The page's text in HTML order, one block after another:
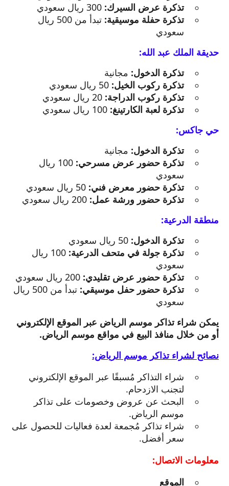
نافذة
جديدة.
تذكرة عرض السيرك:
تذكرة حفلة موسيقية:
تبدأ من 500 ريال
سعودي
حديقة الملك عبد الله:
تذكرة الدخول: مجانية
تذكرة ركوب الخيل:
تذكرة ركوب الدراجة:
تذكرة لعبة الكارتينغ:
حي جاكس:
تذكرة الدخول: مجانية
تذكرة حضور عرض مسرحي:
100 ريال
سعودي
تذكرة حضور معرض فني:
تذكرة حضور ورشة عمل:
منطقة الدرعية:
تذكرة الدخول:
تذكرة جولة في متحف الدرعية:
100 ريال
سعودي
تذكرة حضور عرض تقليدي:
تذكرة حضور حفل موسيقي:
تبدأ من 500 ريال
سعودي
يمكن شراء تذاكر موسم الرياض عبر الموقع الإلكتروني
أو من خلال منافذ البيع في مواقع موسم الرياض.
نصائح لشراء تذاكر موسم الرياض:
شراء التذاكر مُسبقًا عبر الموقع الإلكتروني
لتجنب الازدحام.
البحث عن عروض وخصومات على تذاكر
موسم الرياض.
شراء تذاكر مُجمعة لعدة فعاليات للحصول على
سعر أفضل.
معلومات الاتصال:
الموقع